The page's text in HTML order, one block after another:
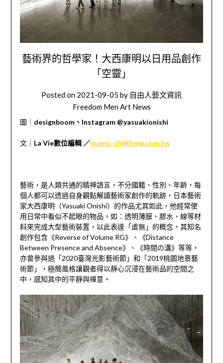
藝術界的哲學家！大西康明以日用品創作
「空靈」
Posted on 2021-09-05 by 自由人藝文資訊
Freedom Men Art News
圖｜ designboom、Instagram @yasuakionishi
文｜ La Vie數位編輯 ／momo_chi@hmg.com.tw
藝術，是人類共通的精神語言，不分國籍、性別、年齡，每
個人都可以透過自身觀點解讀藝術家創作的軌跡，日本藝術
家大西康明（Yasuaki Onishi）的作品尤其如此，他經常使
用日常中看似不起眼的物品，如：透明薄膜、膠水、線等材
料來完成大型藝術裝置，以此表達「虛無」的概念，其知名
創作包含《Reverse of Volume RG》、《Distance
Between Presence and Absence》、《時間の溝》等等，
亦曾參與過「2020臺灣光影藝術節」和「2019桃園地景藝
術節」，極簡風格讓觀者得以靜心沉浸在藝術品的空間之
中，感知其中的平靜與禪意。